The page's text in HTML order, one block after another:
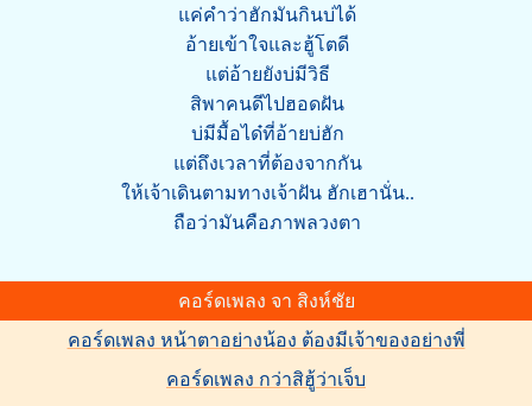
แค่คำว่าฮักมันกินบ่ได้
อ้ายเข้าใจและฮู้โตดี
แต่อ้ายยังบ่มีวิธี
สิพาคนดีไปฮอดฝัน
บ่มีมื้อได๋ที่อ้ายบ่ฮัก
แต่ถึงเวลาที่ต้องจากกัน
ให้เจ้าเดินตามทางเจ้าฝัน ฮักเฮานั่น..
ถือว่ามันคือภาพลวงตา
คอร์ดเพลง จา สิงห์ชัย
คอร์ดเพลง หน้าตาอย่างน้อง ต้องมีเจ้าของอย่างพี่
คอร์ดเพลง กว่าสิฮู้ว่าเจ็บ